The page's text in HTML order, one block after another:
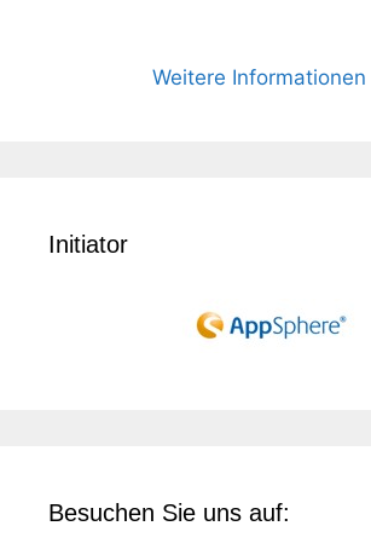
Weitere Informationen
Initiator
Besuchen Sie uns auf: